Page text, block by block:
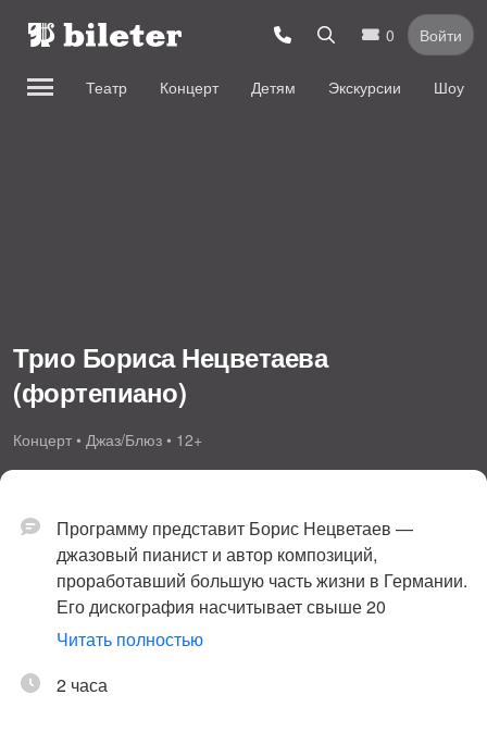
0 Войти
Театр Концерт Детям Экскурсии Шоу
Трио Бориса Нецветаева
(фортепиано)
Концерт • Джаз/Блюз • 12+
Программу представит Борис Нецветаев —
джазовый пианист и автор композиций,
проработавший большую часть жизни в Германии.
Его дискография насчитывает свыше 20
альбомов, многие из которых были отмечены
Нью-Йорка, Лондона, Берлина. Борис сотрудничал
Читать полностью
2 часа